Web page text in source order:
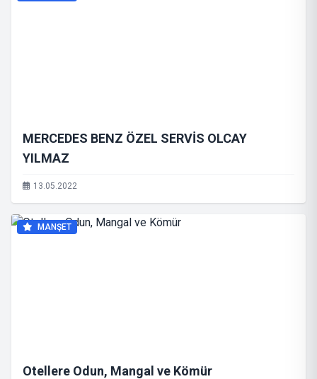
MERCEDES BENZ ÖZEL SERVİS OLCAY
YILMAZ
13.05.2022
MANŞET
Otellere Odun, Mangal ve Kömür